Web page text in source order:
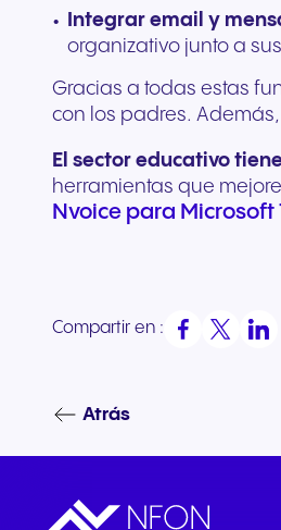
Integrar email y
organizativo junto a
Gracias a todas estas
con los padres.
El sector educativo
herramientas que
Nvoice para Microsoft
Compartir en :
Atrás